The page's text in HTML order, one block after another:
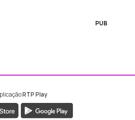
PUB
Madeira
RTP Play